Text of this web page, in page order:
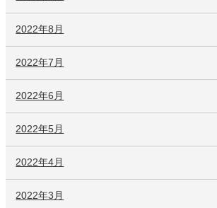
2022年8月
2022年7月
2022年6月
2022年5月
2022年4月
2022年3月